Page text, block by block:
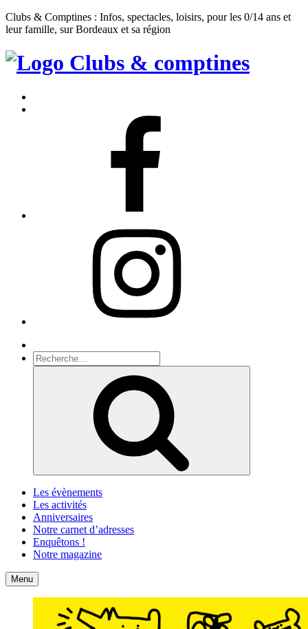
Clubs & Comptines : Infos, spectacles, loisirs, pour les 0/14 ans et
leur famille, sur Bordeaux et sa région
Clubs
Comptines
Recherche
pour
Les évènements
Les activités
Anniversaires
Notre carnet d’adresses
Enquêtons !
Notre magazine
Accueil
Menu Contact